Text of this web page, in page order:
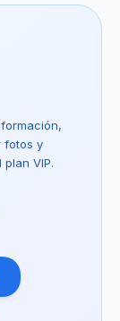
fotos y
VIP.